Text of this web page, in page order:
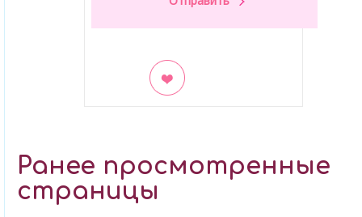
Ранее просмотренные
страницы